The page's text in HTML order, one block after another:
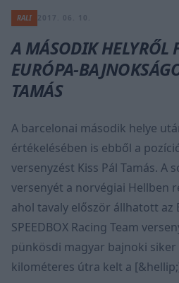
RALI
A MÁSODIK HELYRŐL
EURÓPA-
TAMÁS
A barcelonai második helye
értékelésében is ebből a
versenyzést Kiss Pál Tamás. A
versenyét a norvégiai Hellben
ahol tavaly először állhatott az
SPEEDBOX Racing Team
pünkösdi magyar bajnoki siker
kilométeres útra kelt a